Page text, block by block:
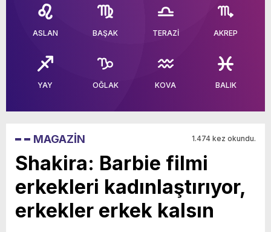
yeni özellikler belli oldu
ASLAN BAŞAK TERAZİ AKREP
YAY OĞLAK KOVA BALIK
MAGAZİN 1.474 kez okundu.
Shakira: Barbie filmi
erkekleri kadınlaştırıyor,
erkekler erkek kalsın